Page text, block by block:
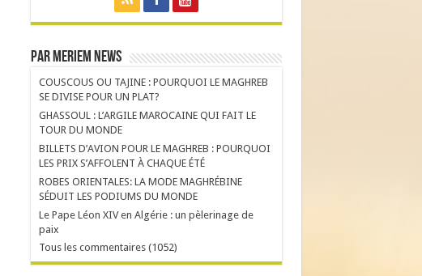
Par Meriem News
COUSCOUS OU TAJINE : POURQUOI LE MAGHREB
SE DIVISE POUR UN PLAT?
GHASSOUL : L’ARGILE MAROCAINE QUI FAIT LE
TOUR DU MONDE
BILLETS D’AVION POUR LE MAGHREB : POURQUOI
LES PRIX S’AFFOLENT À CHAQUE ÉTÉ
ROBES ORIENTALES: LA MODE MAGHRÉBINE
SÉDUIT LES PODIUMS DU MONDE
Le Pape Léon XIV en Algérie : un pèlerinage de
paix
Tous les commentaires (1052)